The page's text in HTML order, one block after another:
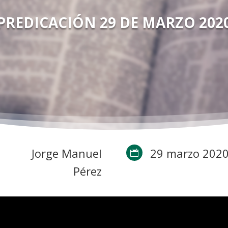
29 DE MARZO
Jorge Manuel
Pérez
 29 marzo